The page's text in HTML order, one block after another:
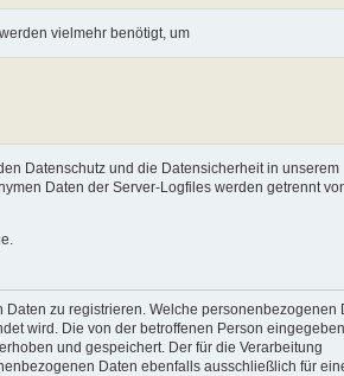
vielmehr benötigt, um
Datenschutz und die Datensicherheit in unserem
Daten der Server-Logfiles werden getrennt
zu registrieren. Welche personenbezogenen
wird. Die von der betroffenen Person
und gespeichert. Der für die Verarbeitung
Daten ebenfalls ausschließlich für